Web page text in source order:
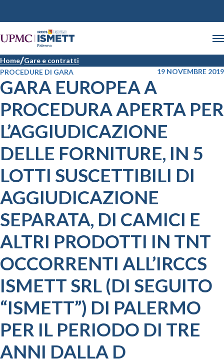
Home Gare e contratti
PROCEDURE DI GARA
19 NOVEMBRE 2019
GARA EUROPEA A
PROCEDURA APERTA PER
L’AGGIUDICAZIONE
DELLE FORNITURE, IN 5
LOTTI SUSCETTIBILI DI
AGGIUDICAZIONE
SEPARATA, DI CAMICI E
ALTRI PRODOTTI IN TNT
OCCORRENTI ALL’IRCCS
ISMETT SRL (DI SEGUITO
“ISMETT”) DI PALERMO
PER IL PERIODO DI TRE
ANNI DALLA D